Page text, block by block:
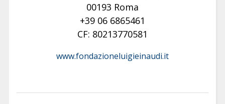
00193 Roma
+39 06 6865461
CF: 80213770581
www.fondazioneluigieinaudi.it